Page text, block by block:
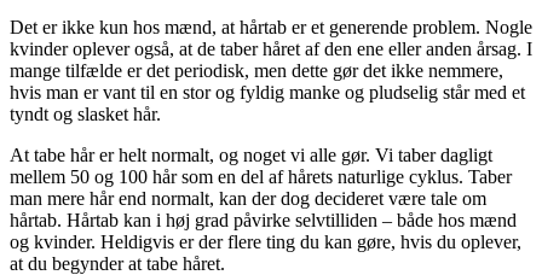
Det er ikke kun hos mænd, at hårtab er et generende problem. Nogle
kvinder oplever også, at de taber håret af den ene eller anden årsag. I
mange tilfælde er det periodisk, men dette gør det ikke nemmere,
hvis man er vant til en stor og fyldig manke og pludselig står med et
tyndt og slasket hår.
At tabe hår er helt normalt, og noget vi alle gør. Vi taber dagligt
mellem 50 og 100 hår som en del af hårets naturlige cyklus. Taber
man mere hår end normalt, kan der dog decideret være tale om
hårtab. Hårtab kan i høj grad påvirke selvtilliden – både hos mænd
og kvinder. Heldigvis er der flere ting du kan gøre, hvis du oplever,
at du begynder at tabe håret.